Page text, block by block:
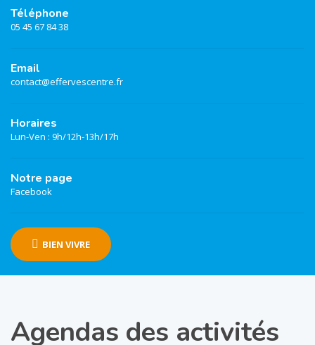
Téléphone
05 45 67 84 38
Email
contact@effervescentre.fr
Horaires
Lun-Ven : 9h/12h-13h/17h
Notre page
Facebook
BIEN VIVRE
Agendas des activités